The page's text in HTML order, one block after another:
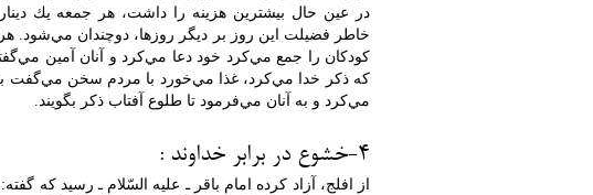
در عين حال بيشترين هزينه را داشت، هر جمعه يك
خاطر فضيلت اين روز بر ديگر روزها، دوچندان مي‌شود.
كودكان را جمع مي‌كرد خود دعا مي‌كرد و آنان آمين
كه ذكر خدا مي‌كرد، غذا مي‌خورد با مردم سخن مي‌گفت
مي‌كرد و به آنان مي‌فرمود تا طلوع آفتاب ذكر بگويند.
4-خشوع در برابر خداوند :
از افلج، آزاد كرده امام باقر ـ عليه السّلام ـ رسيد